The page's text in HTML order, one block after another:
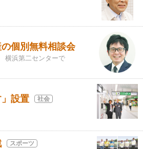
個別無料相談会
浜第二センターで
設置 社会
スポーツ